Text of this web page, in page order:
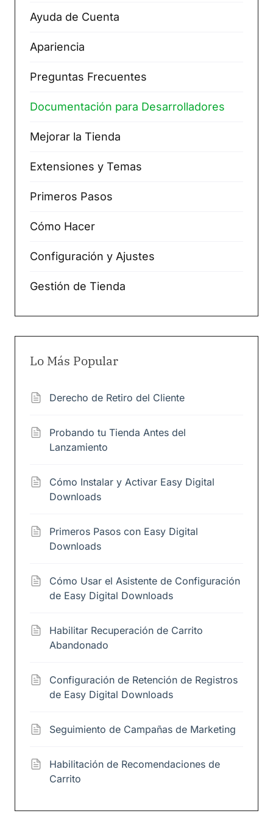
Ayuda de Cuenta
Apariencia
Preguntas Frecuentes
Documentación para Desarrolladores
Mejorar la Tienda
Extensiones y Temas
Primeros Pasos
Cómo Hacer
Configuración y Ajustes
Gestión de Tienda
Lo Más Popular
Derecho de Retiro del Cliente
Probando tu Tienda Antes del
Lanzamiento
Cómo Instalar y Activar Easy Digital
Downloads
Primeros Pasos con Easy Digital
Downloads
Cómo Usar el Asistente de Configuración
de Easy Digital Downloads
Habilitar Recuperación de Carrito
Abandonado
Configuración de Retención de Registros
de Easy Digital Downloads
Seguimiento de Campañas de Marketing
Habilitación de Recomendaciones de
Carrito